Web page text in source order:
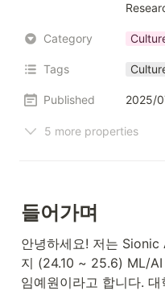
Category
Tags
Published 2025/
5 more properties
들어가며
안녕하세요! 저는 Sionic
지 (24.10 ~ 25.6) ML/
임예원이라고 합니다.